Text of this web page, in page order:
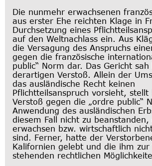
Die nunmehr erwachsenen
aus erster Ehe reichten Klage in
Durchsetzung eines
auf den Weltnachlass ein. Aus
die Versagung des Anspruchs
gegen die französische
public“ Norm dar. Das Gericht sah
derartigen Verstoß. Allein der
das ausländische Recht keinen
Pflichtteilsanspruch vorsieht, stellt
Verstoß gegen die „ordre public“
Anwendung des ausländischen
diesem Fall nicht zu
erwachsen bzw. wirtschaftlich
sind. Ferner, hatte der
Kalifornien gelebt und die ihm zur
stehenden rechtlichen